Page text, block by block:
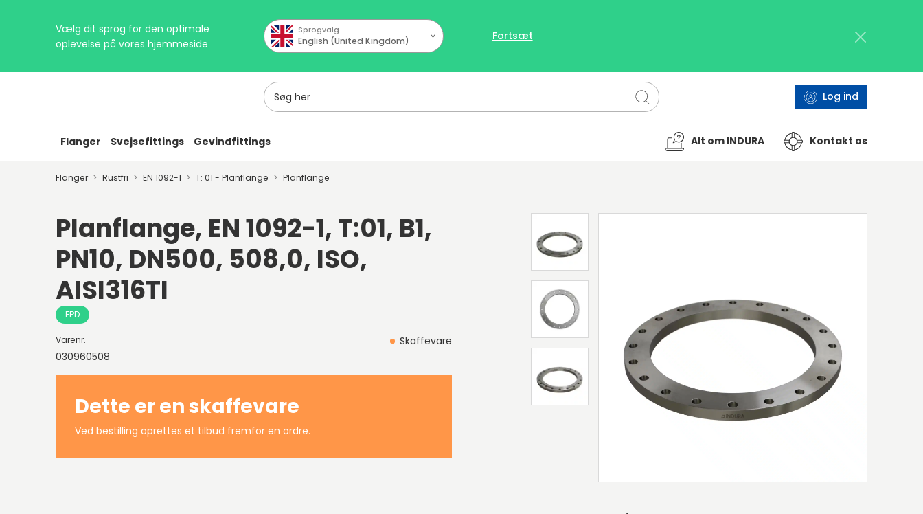
Vælg dit sprog for den optimale
oplevelse på vores hjemmeside
Sprogvalg
English (United Kingdom) Fortsæt
Søg her
Log ind
Flanger Svejsefittings Gevindfittings Alt om INDURA Kontakt os
Flanger Rustfri EN 1092-1 T: 01 - Planflange Planflange
Planflange, EN 1092-1, T:01, B1,
PN10, DN500, 508,0, ISO,
AISI316TI
EPD
Varenr.
030960508
Skaffevare
Dette er en skaffevare
Ved bestilling oprettes et tilbud fremfor en ordre.